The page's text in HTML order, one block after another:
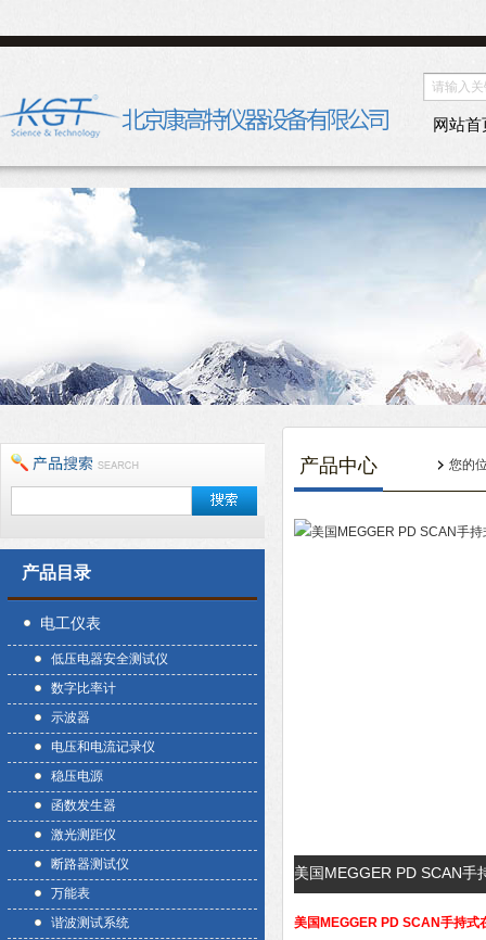
网站首
产品目录
电工仪表
低压电器安全测试仪
数字比率计
示波器
电压和电流记录仪
稳压电源
函数发生器
激光测距仪
断路器测试仪
万能表
谐波测试系统
产品中心 您的
美国MEGGER PD SCAN手
美国MEGGER PD SCAN手持式